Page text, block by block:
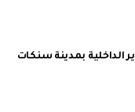
بمدينة سنكات